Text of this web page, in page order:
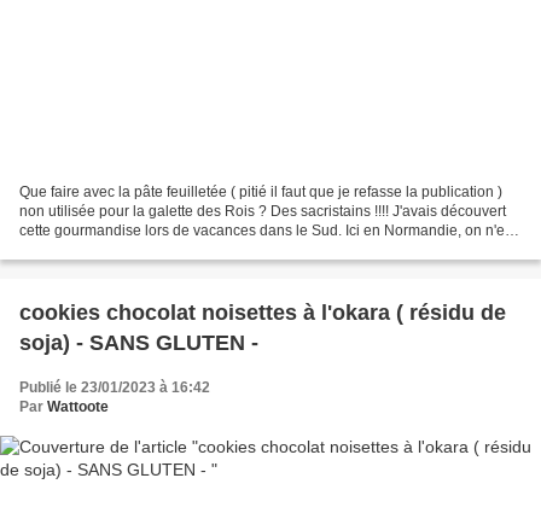
Que faire avec la pâte feuilletée ( pitié il faut que je refasse la publication )
non utilisée pour la galette des Rois ? Des sacristains !!!! J'avais découvert
cette gourmandise lors de vacances dans le Sud. Ici en Normandie, on n'en
cookies chocolat noisettes à l'okara ( résidu de
soja) - SANS GLUTEN -
Publié le 23/01/2023 à 16:42
Par Wattoote